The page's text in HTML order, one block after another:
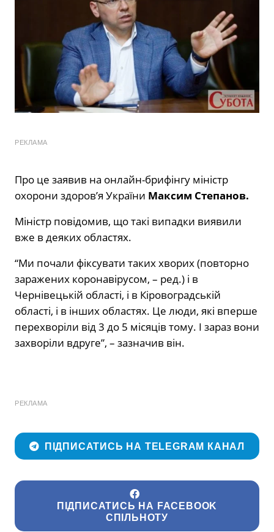
РЕКЛАМА
Про це заявив на онлайн-брифінгу міністр
охорони здоров’я України Максим Степанов.
Міністр повідомив, що такі випадки виявили
вже в деяких областях.
“Ми почали фіксувати таких хворих (повторно
заражених коронавірусом, – ред.) і в
Чернівецькій області, і в Кіровоградській
області, і в інших областях. Це люди, які вперше
перехворіли від 3 до 5 місяців тому. І зараз вони
захворіли вдруге”, – зазначив він.
РЕКЛАМА
ПІДПИСАТИСЬ НА TELEGRAM КАНАЛ
ПІДПИСАТИСЬ НА FACEBOOK
СПІЛЬНОТУ